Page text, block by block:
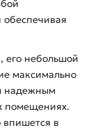
его небольшой
максимально
надежным
помещениях.
в